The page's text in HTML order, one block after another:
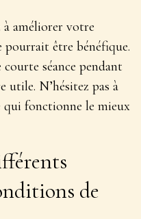
à améliorer votre
pourrait être bénéfique.
séance pendant
utile. N’hésitez pas à
fonctionne le mieux
de